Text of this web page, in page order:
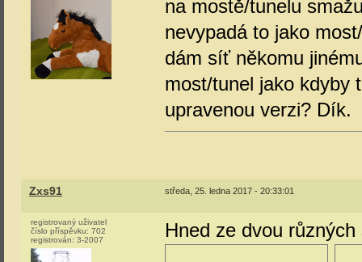
na mostě/tunelu
nevypadá to jako
dám síť někomu
most/tunel jako kdyby
upravenou verzi? Dík.
Zxs91 středa, 25. ledna 2017 - 20:33:01
registrovaný uživatel
číslo příspěvku: 702
registrován: 3-2007 Hned ze dvou